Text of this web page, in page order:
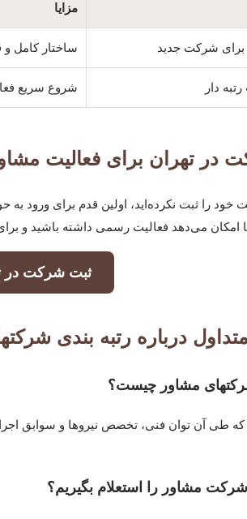
مزایا
برای شرکت جدید ساختار کامل و
دار شروع سریع
در تهران برای فعالیت
خود را ثبت نکرده‌اید، اولین قدم برای
می‌دهد فعالیت رسمی داشته باشید و برای
ثبت شرکت در
درباره رتبه بندی
مشاور چیست؟
که طی آن توان فنی، تخصص نیروها و سوابق
مشاور را استعلام بگیریم؟